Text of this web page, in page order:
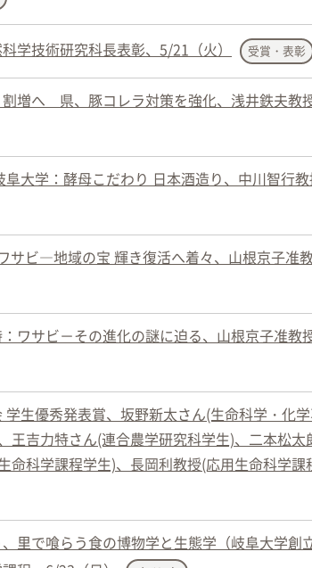
学技術研究科長表彰、5/21（火） 受賞・表彰
割増へ 県、豚コレラ対策を強化、浅井鉄夫教
阜大学：酵母こだわり 日本酒造り、中川智行
サビ―地域の宝 輝き復活へ着々、山根京子准
ワサビ－その進化の謎に迫る、山根京子准教
学生優秀発表賞、坂野新太さん(生命科学・化
王吉力特さん(連合農学研究科学生)、二本松
命科学課程学生)、長岡利教授(応用生命科学課
里で喰らう食の博物学と生態学（岐阜大学創